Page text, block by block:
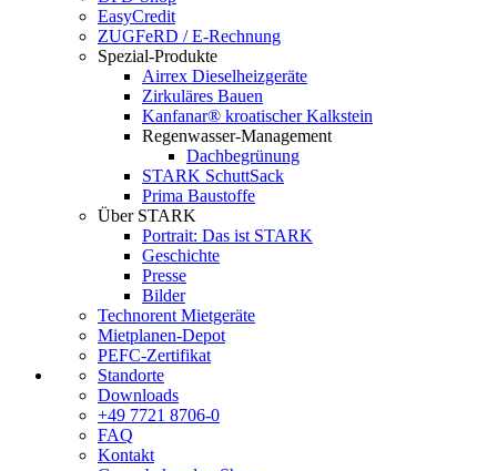
EasyCredit
ZUGFeRD / E-Rechnung
Spezial-Produkte
Airrex Dieselheizgeräte
Zirkuläres Bauen
Kanfanar® kroatischer Kalkstein
Regenwasser-Management
Dachbegrünung
STARK SchuttSack
Prima Baustoffe
Über STARK
Portrait: Das ist STARK
Geschichte
Presse
Bilder
Technorent Mietgeräte
Mietplanen-Depot
PEFC-Zertifikat
Standorte
Downloads
+49 7721 8706-0
FAQ
Kontakt